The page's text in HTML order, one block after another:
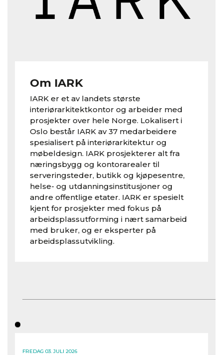
Om IARK
IARK er et av landets største
interiørarkitektkontor og arbeider med
prosjekter over hele Norge. Lokalisert i
Oslo består IARK av 37 medarbeidere
spesialisert på interiørarkitektur og
møbeldesign. IARK prosjekterer alt fra
næringsbygg og kontorarealer til
serveringsteder, butikk og kjøpesentre,
helse- og utdanningsinstitusjoner og
andre offentlige etater. IARK er spesielt
kjent for prosjekter med fokus på
arbeidsplassutforming i nært samarbeid
med bruker, og er eksperter på
arbeidsplassutvikling.
FREDAG 03. JULI 2026